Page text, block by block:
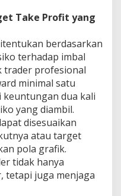
Take Profit yang
berdasarkan
terhadap imbal
trader profesional
minimal satu
dua kali
yang diambil.
disesuaikan
atau target
pola grafik.
tidak hanya
tetapi juga menjaga